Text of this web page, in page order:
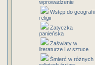
wprowadzenie
Wstęp do geografii
religii
Zatyczka
panieńska
Zaświaty w
literaturze i w sztuce
Śmierć w różnych